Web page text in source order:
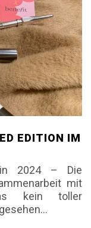
EDITION IM
in 2024 – Die
mit
kein toller